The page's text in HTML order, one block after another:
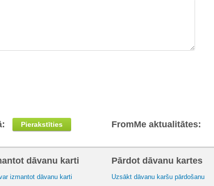
FromMe aktualitātes:
Pierakstīties
dāvanu karti
izmantot dāvanu karti
Pārdot dāvanu kartes
Uzsākt dāvanu karšu pārdošanu